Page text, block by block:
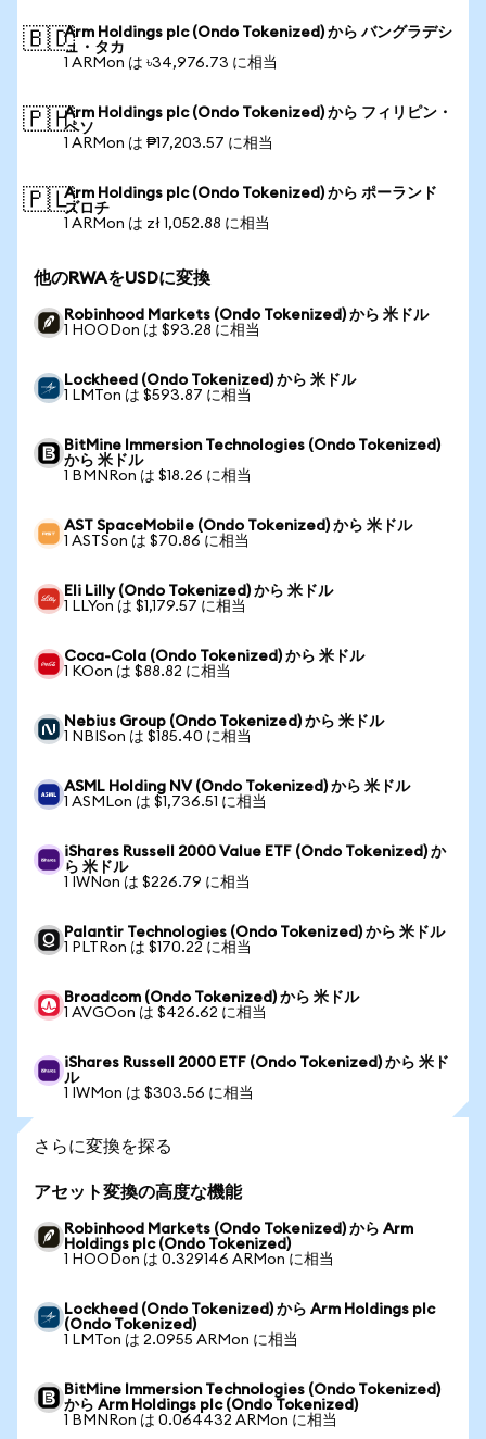
🇧🇩Arm Holdings plc (Ondo Tokenized) から バングラデシ
ュ・タカ
1 ARMon は ৳34,976.73 に相当
🇵🇭Arm Holdings plc (Ondo Tokenized) から フィリピン・
ペソ
1 ARMon は ₱17,203.57 に相当
🇵🇱Arm Holdings plc (Ondo Tokenized) から ポーランド
ズロチ
1 ARMon は zł 1,052.88 に相当
他のRWAをUSDに変換
Robinhood Markets (Ondo Tokenized) から 米ドル
1 HOODon は $93.28 に相当
Lockheed (Ondo Tokenized) から 米ドル
1 LMTon は $593.87 に相当
BitMine Immersion Technologies (Ondo Tokenized)
から 米ドル
1 BMNRon は $18.26 に相当
AST SpaceMobile (Ondo Tokenized) から 米ドル
1 ASTSon は $70.86 に相当
Eli Lilly (Ondo Tokenized) から 米ドル
1 LLYon は $1,179.57 に相当
Coca-Cola (Ondo Tokenized) から 米ドル
1 KOon は $88.82 に相当
Nebius Group (Ondo Tokenized) から 米ドル
1 NBISon は $185.40 に相当
ASML Holding NV (Ondo Tokenized) から 米ドル
1 ASMLon は $1,736.51 に相当
iShares Russell 2000 Value ETF (Ondo Tokenized) か
ら 米ドル
1 IWNon は $226.79 に相当
Palantir Technologies (Ondo Tokenized) から 米ドル
1 PLTRon は $170.22 に相当
Broadcom (Ondo Tokenized) から 米ドル
1 AVGOon は $426.62 に相当
iShares Russell 2000 ETF (Ondo Tokenized) から 米ド
ル
1 IWMon は $303.56 に相当
さらに変換を探る
アセット変換の高度な機能
Robinhood Markets (Ondo Tokenized) から Arm
Holdings plc (Ondo Tokenized)
1 HOODon は 0.329146 ARMon に相当
Lockheed (Ondo Tokenized) から Arm Holdings plc
(Ondo Tokenized)
1 LMTon は 2.0955 ARMon に相当
BitMine Immersion Technologies (Ondo Tokenized)
から Arm Holdings plc (Ondo Tokenized)
1 BMNRon は 0.064432 ARMon に相当